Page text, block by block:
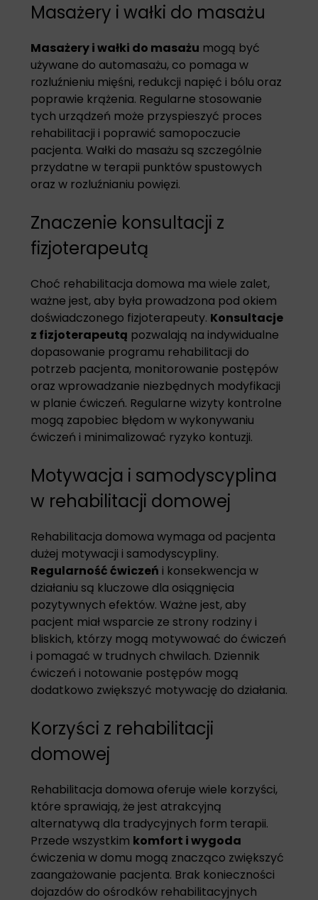
Masażery i wałki do masażu
Masażery i wałki do masażu mogą być
używane do automasażu, co pomaga w
rozluźnieniu mięśni, redukcji napięć i bólu oraz
poprawie krążenia. Regularne stosowanie
tych urządzeń może przyspieszyć proces
rehabilitacji i poprawić samopoczucie
pacjenta. Wałki do masażu są szczególnie
przydatne w terapii punktów spustowych
oraz w rozluźnianiu powięzi.
Znaczenie konsultacji z
fizjoterapeutą
Choć rehabilitacja domowa ma wiele zalet,
ważne jest, aby była prowadzona pod okiem
doświadczonego fizjoterapeuty. Konsultacje
z fizjoterapeutą pozwalają na indywidualne
dopasowanie programu rehabilitacji do
potrzeb pacjenta, monitorowanie postępów
oraz wprowadzanie niezbędnych modyfikacji
w planie ćwiczeń. Regularne wizyty kontrolne
mogą zapobiec błędom w wykonywaniu
ćwiczeń i minimalizować ryzyko kontuzji.
Motywacja i samodyscyplina
w rehabilitacji domowej
Rehabilitacja domowa wymaga od pacjenta
dużej motywacji i samodyscypliny.
Regularność ćwiczeń i konsekwencja w
działaniu są kluczowe dla osiągnięcia
pozytywnych efektów. Ważne jest, aby
pacjent miał wsparcie ze strony rodziny i
bliskich, którzy mogą motywować do ćwiczeń
i pomagać w trudnych chwilach. Dziennik
ćwiczeń i notowanie postępów mogą
dodatkowo zwiększyć motywację do działania.
Korzyści z rehabilitacji
domowej
Rehabilitacja domowa oferuje wiele korzyści,
które sprawiają, że jest atrakcyjną
alternatywą dla tradycyjnych form terapii.
Przede wszystkim komfort i wygoda
ćwiczenia w domu mogą znacząco zwiększyć
zaangażowanie pacjenta. Brak konieczności
dojazdów do ośrodków rehabilitacyjnych